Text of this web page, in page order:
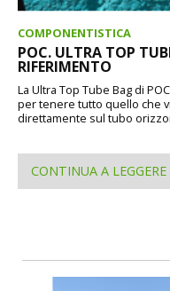
COMPONENTISTICA
POC. ULTRA TOP
RIFERIMENTO
La Ultra Top Tube Bag di
per tenere tutto quello che
direttamente sul tubo
CONTINUA A LEGGERE